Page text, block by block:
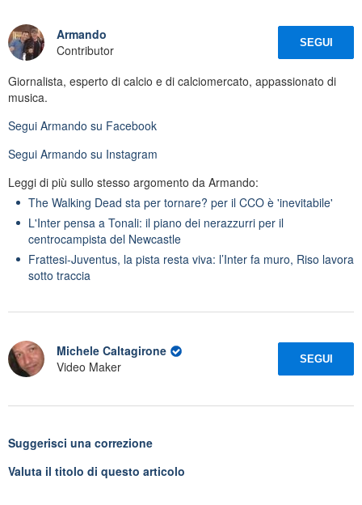
Armando
Contributor
SEGUI
Giornalista, esperto di calcio e di calciomercato, appassionato di
musica.
Segui Armando su Facebook
Segui Armando su Instagram
Leggi di più sullo stesso argomento da Armando:
The Walking Dead sta per tornare? per il CCO è 'inevitabile'
L'Inter pensa a Tonali: il piano dei nerazzurri per il
centrocampista del Newcastle
Frattesi-Juventus, la pista resta viva: l’Inter fa muro, Riso lavora
sotto traccia
Michele Caltagirone
Video Maker
SEGUI
Suggerisci una correzione
Valuta il titolo di questo articolo